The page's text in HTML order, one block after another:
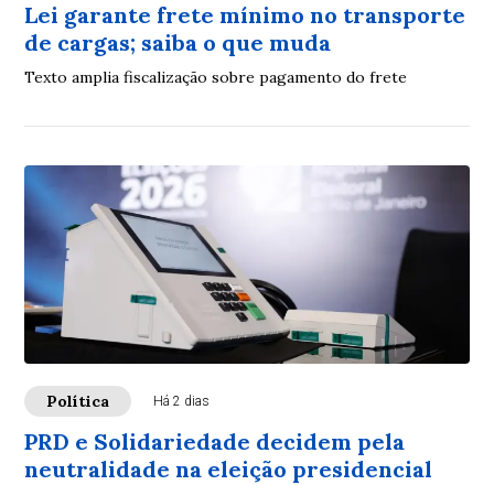
Lei garante frete mínimo no transporte
de cargas; saiba o que muda
Texto amplia fiscalização sobre pagamento do frete
Política Há 2 dias
PRD e Solidariedade decidem pela
neutralidade na eleição presidencial